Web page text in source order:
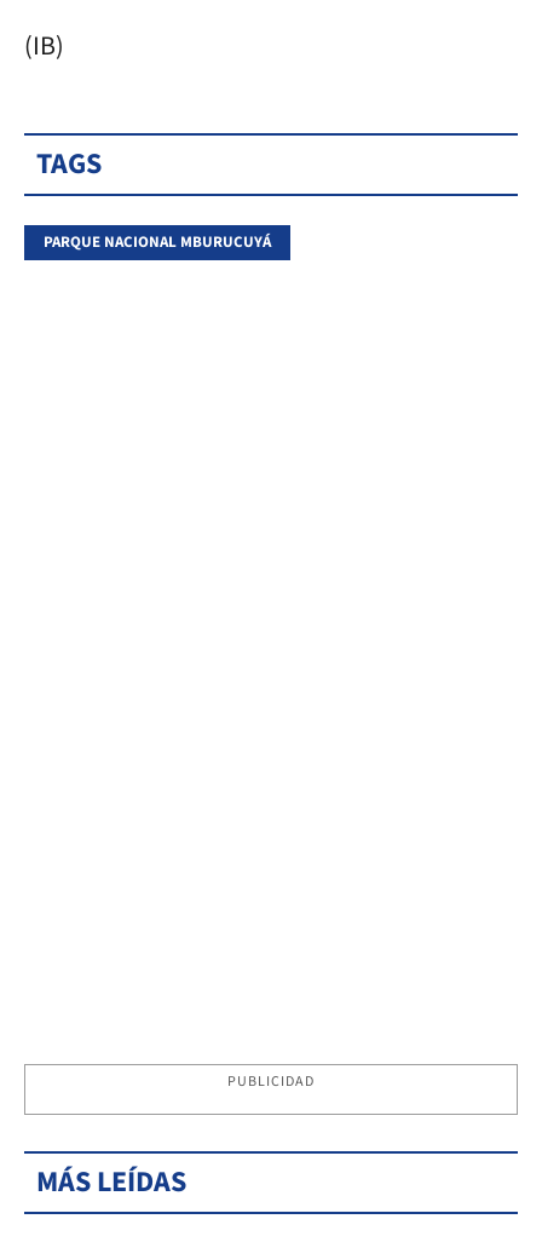
(IB)
TAGS
PARQUE NACIONAL MBURUCUYÁ
PUBLICIDAD
MÁS LEÍDAS